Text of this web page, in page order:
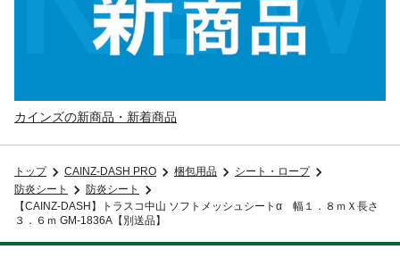
カインズの新商品・新着商品
トップ CAINZ-DASH PRO 梱包用品
シート・ロープ
防炎シート
防炎シート
【CAINZ-DASH】トラスコ中山 ソフトメッシュシートα 幅１．８ｍＸ長さ
３．６ｍ GM-1836A【別送品】